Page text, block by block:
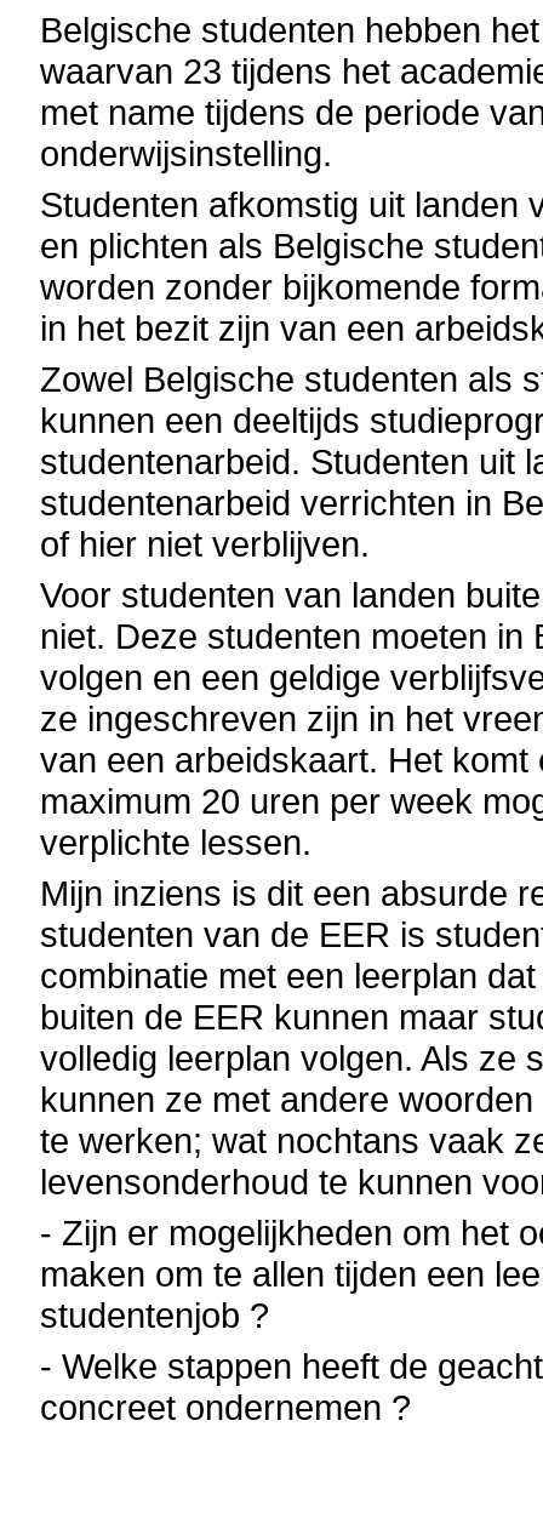
Belgische studenten hebben
waarvan 23 tijdens het
met name tijdens de periode
onderwijsinstelling.
Studenten afkomstig uit landen
en plichten als Belgische
worden zonder bijkomende
in het bezit zijn van een
Zowel Belgische studenten als
kunnen een deeltijds
studentenarbeid. Studenten uit
studentenarbeid verrichten in
of hier niet verblijven.
Voor studenten van landen
niet. Deze studenten moeten in
volgen en een geldige
ze ingeschreven zijn in het
van een arbeidskaart. Het
maximum 20 uren per week
verplichte lessen.
Mijn inziens is dit een absurde
studenten van de EER is
combinatie met een leerplan
buiten de EER kunnen maar
volledig leerplan volgen. Als ze
kunnen ze met andere
te werken; wat nochtans vaak
levensonderhoud te kunnen
- Zijn er mogelijkheden om het
maken om te allen tijden een
studentenjob ?
- Welke stappen heeft de
concreet ondernemen ?